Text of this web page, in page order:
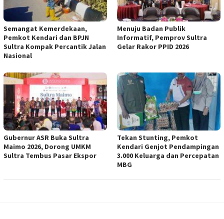
Semangat Kemerdekaan,
Pemkot Kendari dan BPJN
Sultra Kompak Percantik Jalan
Nasional
Menuju Badan Publik
Informatif, Pemprov Sultra
Gelar Rakor PPID 2026
Gubernur ASR Buka Sultra
Maimo 2026, Dorong UMKM
Sultra Tembus Pasar Ekspor
Tekan Stunting, Pemkot
Kendari Genjot Pendampingan
3.000 Keluarga dan Percepatan
MBG